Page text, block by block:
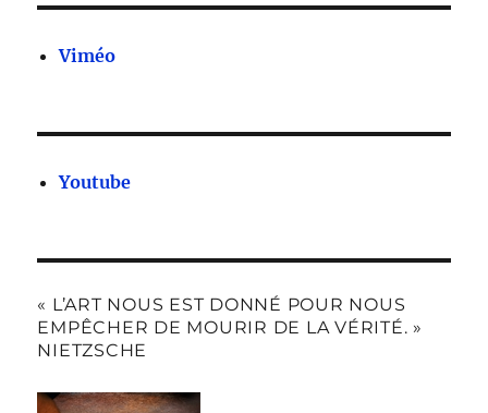
Viméo
Youtube
« L’ART NOUS EST DONNÉ POUR NOUS
EMPÊCHER DE MOURIR DE LA VÉRITÉ. »
NIETZSCHE